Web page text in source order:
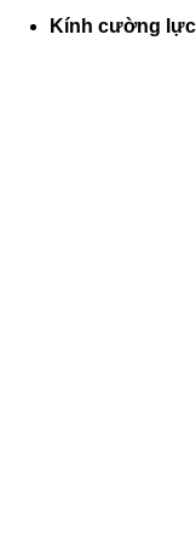
Kính cường lực